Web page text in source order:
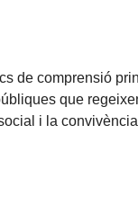
de comprensió
que
i la